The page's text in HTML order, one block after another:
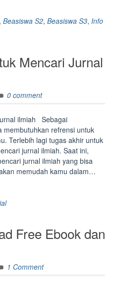
Beasiswa S2, Beasiswa S3, Info
Mencari Jurnal
0 comment
ilmiah Sebagai
membutuhkan refrensi untuk
Terlebih lagi tugas akhir untuk
jurnal ilmiah. Saat ini,
jurnal ilmiah yang bisa
memudah kamu dalam…
Free Ebook dan
1 Comment